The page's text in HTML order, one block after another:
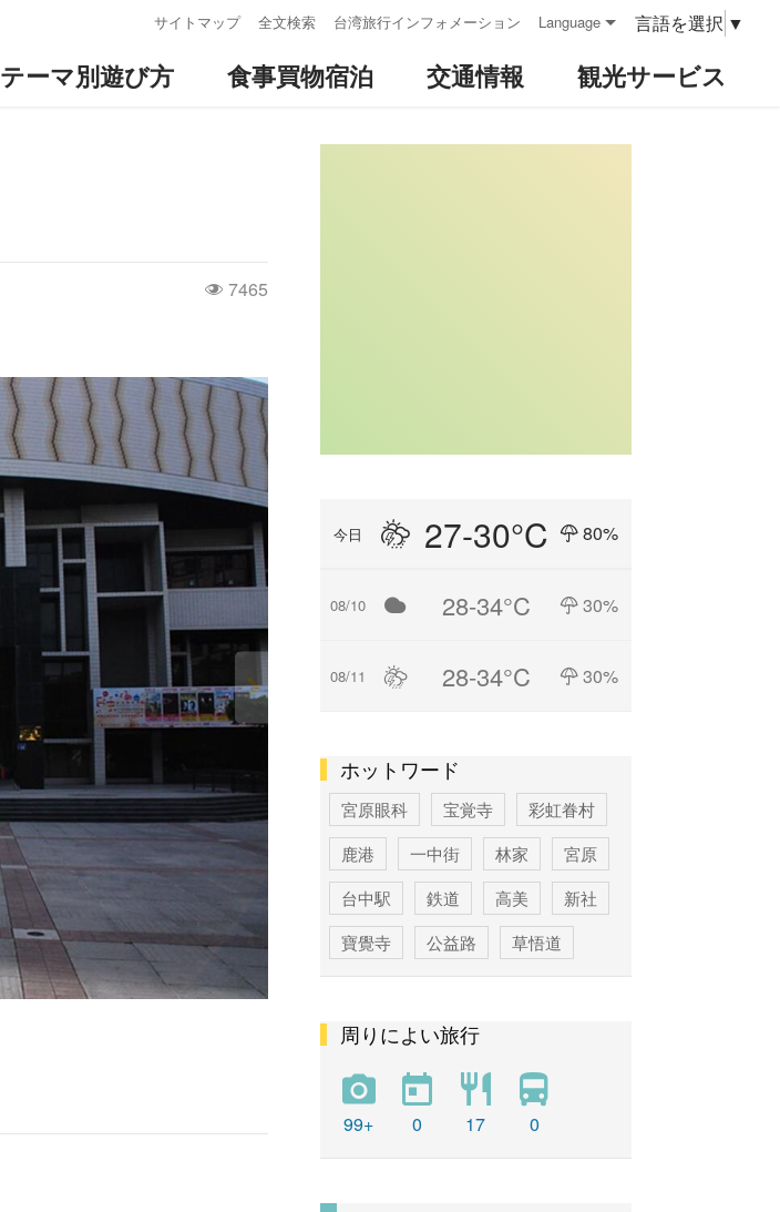
サイトマップ 全文検索 台湾旅行インフォメーション Language 言語を選択 ▼
テーマ別遊び方 食事買物宿泊 交通情報 観光サービス
7465
今日 27-30°C 80%
08/10 28-34°C 30%
08/11 28-34°C 30%
ホットワード
宮原眼科 宝覚寺
彩虹眷村
鹿港
一中街 林家
宮原
台中駅
鉄道 高美
新社
寶覺寺
公益路
草悟道
彩虹
新社花海
周りによい旅行
99+ 0 17 0